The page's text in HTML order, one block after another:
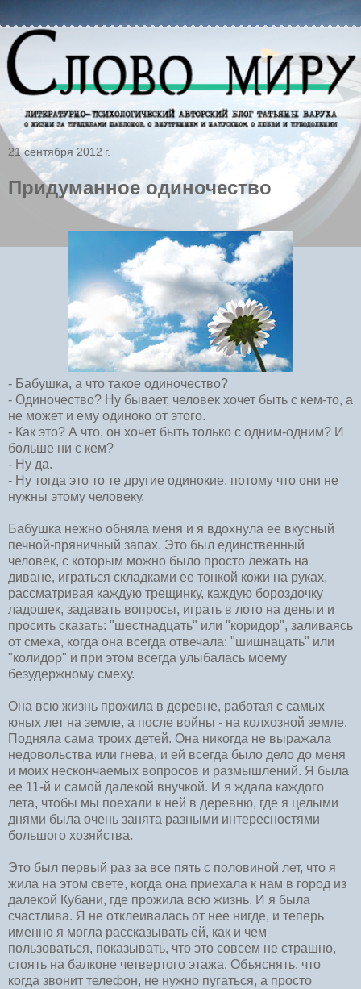
21 сентября 2012 г.
Придуманное одиночество
- Бабушка, а что такое одиночество?
- Одиночество? Ну бывает, человек хочет быть с кем-то, а
не может и ему одиноко от этого.
- Как это? А что, он хочет быть только с одним-одним? И
больше ни с кем?
- Ну да.
- Ну тогда это то те другие одинокие, потому что они не
нужны этому человеку.
Бабушка нежно обняла меня и я вдохнула ее вкусный
печной-пряничный запах. Это был единственный
человек, с которым можно было просто лежать на
диване, играться складками ее тонкой кожи на руках,
рассматривая каждую трещинку, каждую бороздочку
ладошек, задавать вопросы, играть в лото на деньги и
просить сказать: "шестнадцать" или "коридор", заливаясь
от смеха, когда она всегда отвечала: "шишнацать" или
"колидор" и при этом всегда улыбалась моему
безудержному смеху.
Она всю жизнь прожила в деревне, работая с самых
юных лет на земле, а после войны - на колхозной земле.
Подняла сама троих детей. Она никогда не выражала
недовольства или гнева, и ей всегда было дело до меня
и моих нескончаемых вопросов и размышлений. Я была
ее 11-й и самой далекой внучкой. И я ждала каждого
лета, чтобы мы поехали к ней в деревню, где я целыми
днями была очень занята разными интересностями
большого хозяйства.
Это был первый раз за все пять с половиной лет, что я
жила на этом свете, когда она приехала к нам в город из
далекой Кубани, где прожила всю жизнь. И я была
счастлива. Я не отклеивалась от нее нигде, и теперь
именно я могла рассказывать ей, как и чем
пользоваться, показывать, что это совсем не страшно,
стоять на балконе четвертого этажа. Объяснять, что
когда звонит телефон, не нужно пугаться, а просто